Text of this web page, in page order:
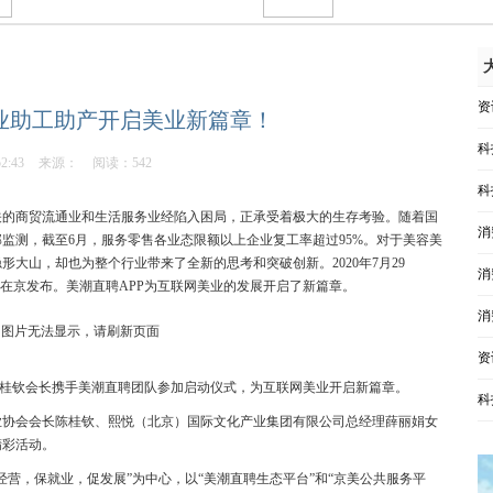
工助产开启美业新篇章！
来源： 阅读：542
商贸流通业和生活服务业经陷入困局，正承受着极大的生存考验。随着国
测，截至6月，服务零售各业态限额以上企业复工率超过95%。对于美容美
大山，却也为整个行业带来了全新的思考和突破创新。2020年7月29
发布。美潮直聘APP为互联网美业的发展开启了新篇章。
会长携手美潮直聘团队参加启动仪式，为互联网美业开启新篇章。
会会长陈桂钦、熙悦（北京）国际文化产业集团有限公司总经理薛丽娟女
活动。
，保就业，促发展”为中心，以“美潮直聘生态平台”和“京美公共服务平